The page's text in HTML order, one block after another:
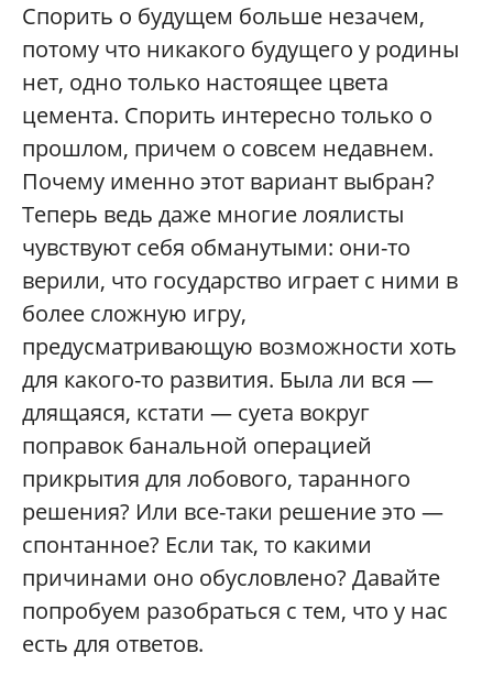
Спорить о будущем больше незачем,
потому что никакого будущего у родины
нет, одно только настоящее цвета
цемента. Спорить интересно только о
прошлом, причем о совсем недавнем.
Почему именно этот вариант выбран?
Теперь ведь даже многие лоялисты
чувствуют себя обманутыми: они-то
верили, что государство играет с ними в
более сложную игру,
предусматривающую возможности хоть
для какого-то развития. Была ли вся —
длящаяся, кстати — суета вокруг
поправок банальной операцией
прикрытия для лобового, таранного
решения? Или все-таки решение это —
спонтанное? Если так, то какими
причинами оно обусловлено? Давайте
попробуем разобраться с тем, что у нас
есть для ответов.